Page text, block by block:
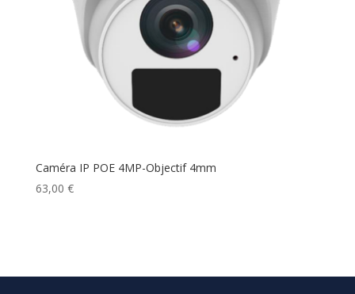
Caméra IP POE 4MP-Objectif 4mm
63,00 €